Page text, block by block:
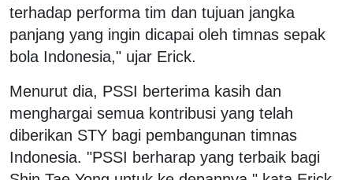
terhadap performa tim dan tujuan jangka
panjang yang ingin dicapai oleh timnas sepak
bola Indonesia," ujar Erick.
Menurut dia, PSSI berterima kasih dan
menghargai semua kontribusi yang telah
diberikan STY bagi pembangunan timnas
Indonesia. "PSSI berharap yang terbaik bagi